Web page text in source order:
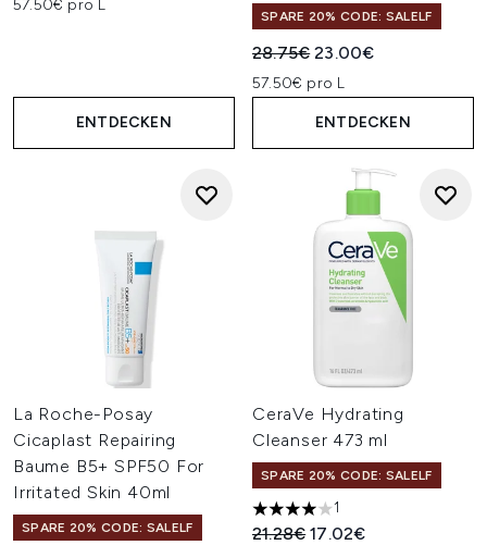
57.50€ pro L
ENTDECKEN
SPARE 20% CODE: SALELF
Unverbindliche
28.75€Aktueller Preis:
23.00€
57.50€ pro L
ENTDECKEN
La Roche-Posay
Cicaplast Repairing
Baume B5+ SPF50 For
Irritated Skin 40ml
SPARE 20% CODE: SALELF
CeraVe Hydrating
Cleanser 473 ml
SPARE 20% CODE: SALELF
4 stars out of a maximum of
1
Unverbindliche
21.28€Aktueller Preis:
17.02€